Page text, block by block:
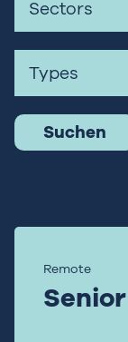
Sectors
Types
Remote